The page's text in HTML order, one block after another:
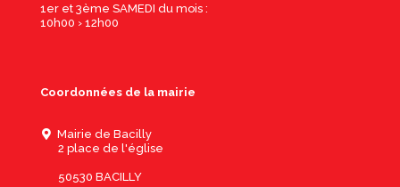
1er et 3ème SAMEDI du mois :
10h00 › 12h00
Coordonnées de la mairie
Mairie de Bacilly
2 place de l'église
50530 BACILLY